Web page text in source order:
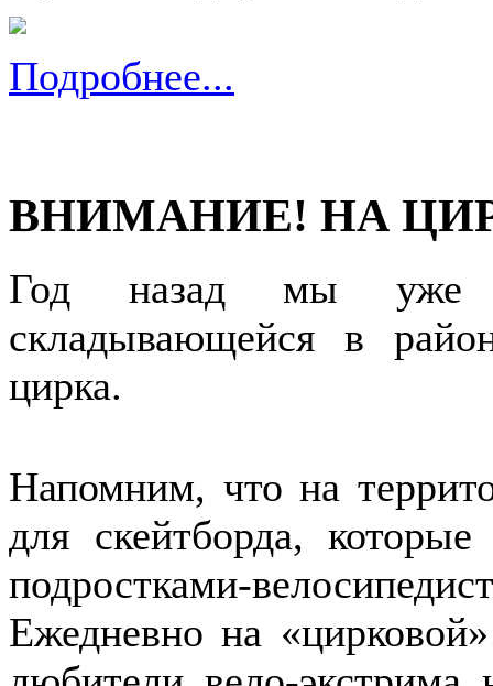
Подробнее...
ВНИМАНИЕ! НА
Год назад мы уже
складывающейся в
цирка.
Напомним, что на
для скейтборда,
подростками-
Ежедневно на